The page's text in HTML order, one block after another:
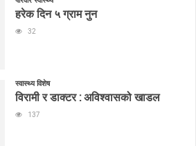
हरेक दिन ५ ग्राम नुन
32
स्वास्थ्य विशेष
विरामी र डाक्टर : अविश्वासको खाडल
137